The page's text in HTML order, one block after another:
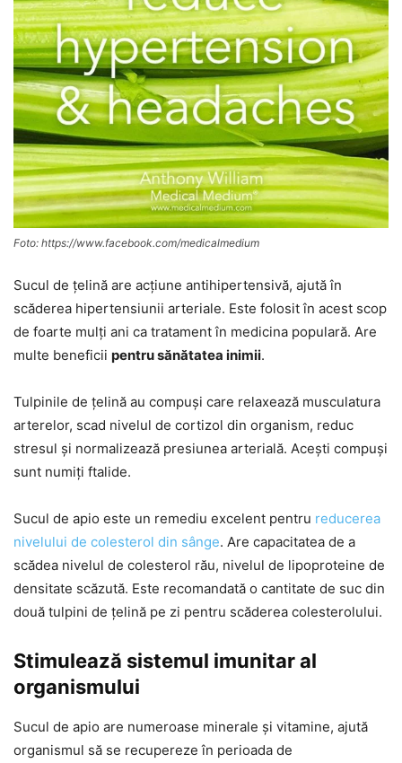
Foto: https://www.facebook.com/medicalmedium
Sucul de țelină are acțiune antihipertensivă, ajută în
scăderea hipertensiunii arteriale. Este folosit în acest scop
de foarte mulți ani ca tratament în medicina populară. Are
multe beneficii pentru sănătatea inimii.
Tulpinile de țelină au compuși care relaxează musculatura
arterelor, scad nivelul de cortizol din organism, reduc
stresul și normalizează presiunea arterială. Acești compuși
sunt numiți ftalide.
Sucul de apio este un remediu excelent pentru reducerea
nivelului de colesterol din sânge. Are capacitatea de a
scădea nivelul de colesterol rău, nivelul de lipoproteine de
densitate scăzută. Este recomandată o cantitate de suc din
două tulpini de țelină pe zi pentru scăderea colesterolului.
Stimulează sistemul imunitar al
organismului
Sucul de apio are numeroase minerale și vitamine, ajută
organismul să se recupereze în perioada de